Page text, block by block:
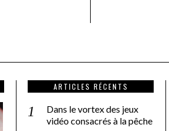
ARTICLES RÉCENTS
Dans le vortex des jeux
vidéo consacrés à la pêche